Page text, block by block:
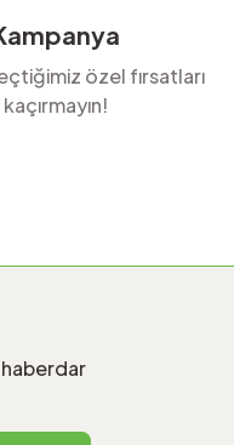
özel fırsatları
kaçırmayın!